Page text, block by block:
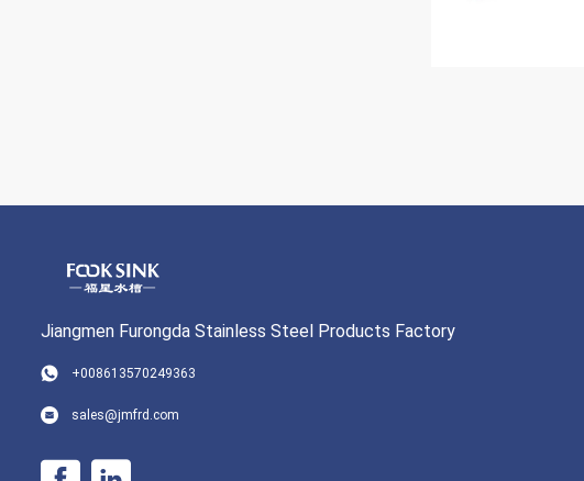
Jiangmen Furongda Stainless Steel Products Factory
+008613570249363
sales@jmfrd.com